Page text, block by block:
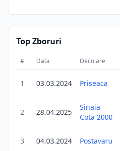
Top Zboruri
# Data Decolare
1 03.03.2024 Priseaca
2 28.04.2025
Sinaia
Cota 2000
3 04.03.2024 Postavaru